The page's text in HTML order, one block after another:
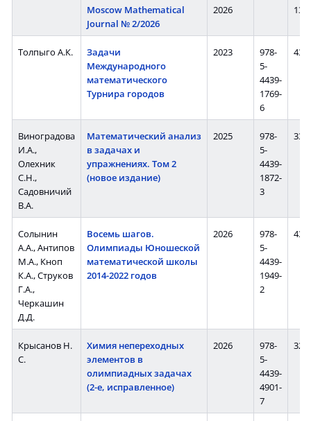
Moscow Mathematical
Journal № 2/2026
2026 134
Толпыго А.К.
Задачи
Международного
математического
Турнира городов
2023
978-
5-
4439-
1769-
6
432
Виноградова
И.А.,
Олехник
С.Н.,
Садовничий
В.А.
Математический анализ
в задачах и
упражнениях. Том 2
(новое издание)
2025
978-
5-
4439-
1872-
3
336
Солынин
А.А., Антипов
М.А., Кноп
К.А., Струков
Г.А.,
Черкашин
Д.Д.
Восемь шагов.
Олимпиады Юношеской
математической школы
2014-2022 годов
2026
978-
5-
4439-
1949-
2
431
Крысанов Н.
С.
Химия непереходных
элементов в
олимпиадных задачах
(2-е, исправленное)
2026
978-
5-
4439-
4901-
7
320